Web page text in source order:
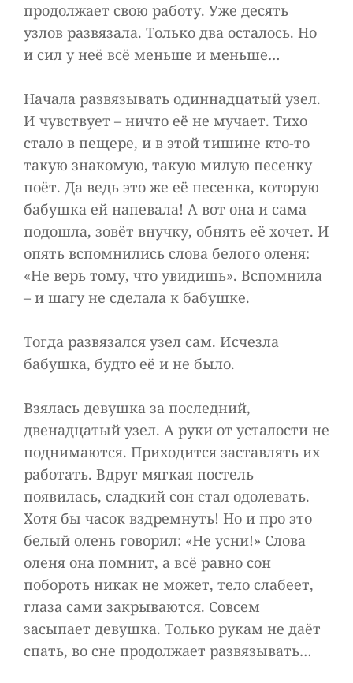
продолжает свою работу. Уже десять
узлов развязала. Только два осталось. Но
и сил у неё всё меньше и меньше…
Начала развязывать одиннадцатый узел.
И чувствует – ничто её не мучает. Тихо
стало в пещере, и в этой тишине кто-то
такую знакомую, такую милую песенку
поёт. Да ведь это же её песенка, которую
бабушка ей напевала! А вот она и сама
подошла, зовёт внучку, обнять её хочет. И
опять вспомнились слова белого оленя:
«Не верь тому, что увидишь». Вспомнила
– и шагу не сделала к бабушке.
Тогда развязался узел сам. Исчезла
бабушка, будто её и не было.
Взялась девушка за последний,
двенадцатый узел. А руки от усталости не
поднимаются. Приходится заставлять их
работать. Вдруг мягкая постель
появилась, сладкий сон стал одолевать.
Хотя бы часок вздремнуть! Но и про это
белый олень говорил: «Не усни!» Слова
оленя она помнит, а всё равно сон
побороть никак не может, тело слабеет,
глаза сами закрываются. Совсем
засыпает девушка. Только рукам не даёт
спать, во сне продолжает развязывать…